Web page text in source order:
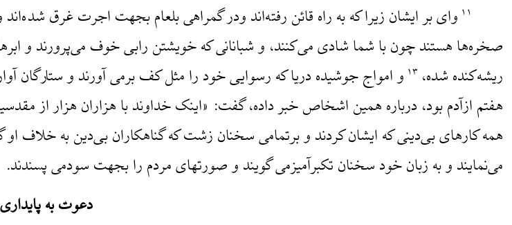
۱۱ وای بر ایشان زیرا که به راه قائن رفته‌اند ودر گمراهی بلعام بجهت اجرت غرق
صخره‌ها هستند چون با شما شادی می‌کنند، و شبانانی که خویشتن رابی خوف می‌پرورند و
ریشه‌کنده شده، ۱۳ و امواج جوشیده دریا که رسوایی خود را مثل کف برمی آورند و ستارگان
هفتم ازآدم بود، درباره همین اشخاص خبر داده، گفت: «اینک خداوند با هزاران هزار از
همه کارهای بی‌دینی که ایشان کردند و برتمامی سخنان زشت که گناهکاران بی‌دین به خلاف او
می‌نمایند و به زبان خود سخنان تکبرآمیزمی گویند و صورتهای مردم را بجهت سودمی پسندند.
دعوت به پایداری